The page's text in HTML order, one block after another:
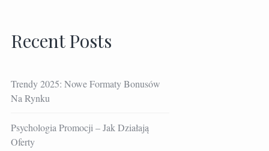
Recent Posts
Trendy 2025: Nowe Formaty Bonusów
Na Rynku
Psychologia Promocji – Jak Działają
Oferty